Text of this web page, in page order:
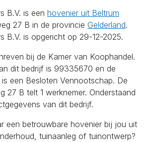
B.V. is een hovenier uit Beltrum
27 B in de provincie Gelderland.
B.V. is opgericht op 29-12-2025.
bij de Kamer van Koophandel.
dit bedrijf is 99335670 en de
een Besloten Vennootschap. De
27 B telt 1 werknemer. Onderstaand
van dit bedrijf.
een betrouwbare hovenier bij jou uit
tuinaanleg of tuinontwerp?